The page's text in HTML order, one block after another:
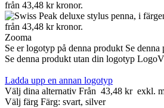
Zooma
Se er logotyp på denna produkt Se
Se denna produkt utan din logotyp
Ladda upp en annan logotyp
Välj dina alternativ Från 43,48 kr exkl.
Välj färg Färg: svart, silver